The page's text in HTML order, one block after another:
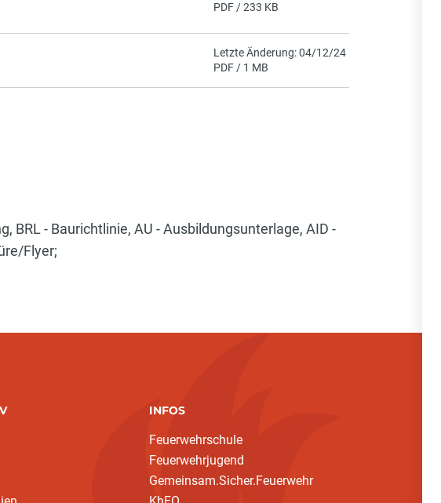
PDF / 233 KB
Letzte Änderung: 04/12/24
PDF / 1 MB
BRL - Baurichtlinie, AU - Ausbildungsunterlage, AID -
Flyer;
INFOS
Feuerwehrschule
Feuerwehrjugend
Gemeinsam.Sicher.Feuerwehr